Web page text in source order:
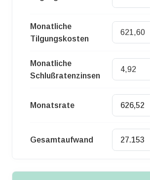
Monatliche
Tilgungskosten
Monatliche
Schlußratenzinsen
Monatsrate
Gesamtaufwand